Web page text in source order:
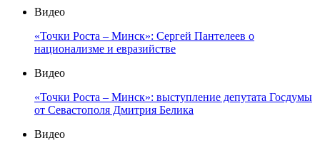
Видео
«Точки Роста – Минск»: Сергей Пантелеев о
национализме и евразийстве
Видео
«Точки Роста – Минск»: выступление депутата Госдумы
от Севастополя Дмитрия Белика
Видео